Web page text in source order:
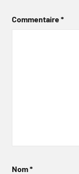
Commentaire*
Nom*